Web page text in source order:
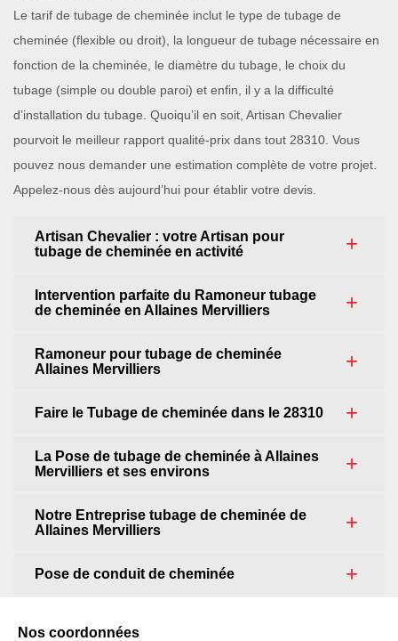
Le tarif de tubage de cheminée inclut le type de tubage de
cheminée (flexible ou droit), la longueur de tubage nécessaire en
fonction de la cheminée, le diamètre du tubage, le choix du
tubage (simple ou double paroi) et enfin, il y a la difficulté
d’installation du tubage. Quoiqu’il en soit, Artisan Chevalier
pourvoit le meilleur rapport qualité-prix dans tout 28310. Vous
pouvez nous demander une estimation complète de votre projet.
Appelez-nous dès aujourd’hui pour établir votre devis.
Artisan Chevalier : votre Artisan pour
tubage de cheminée en activité
Intervention parfaite du Ramoneur tubage
de cheminée en Allaines Mervilliers
Ramoneur pour tubage de cheminée
Allaines Mervilliers
Faire le Tubage de cheminée dans le 28310
La Pose de tubage de cheminée à Allaines
Mervilliers et ses environs
Notre Entreprise tubage de cheminée de
Allaines Mervilliers
Pose de conduit de cheminée
Nos coordonnées